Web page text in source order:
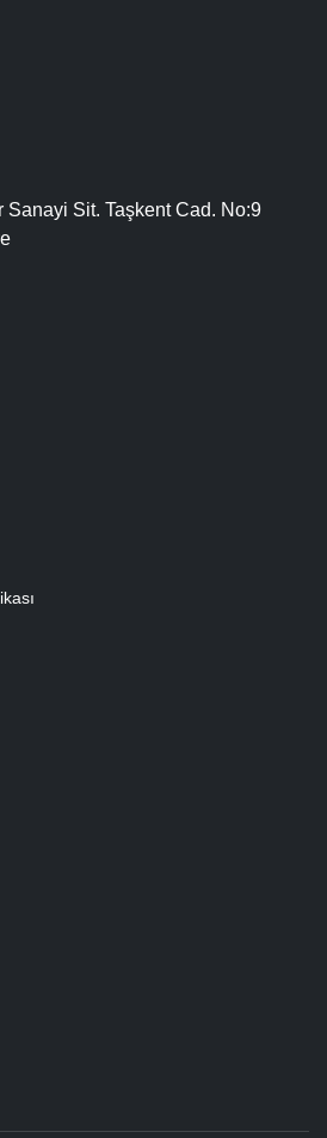
Sanayi Sit. Taşkent Cad. No:9